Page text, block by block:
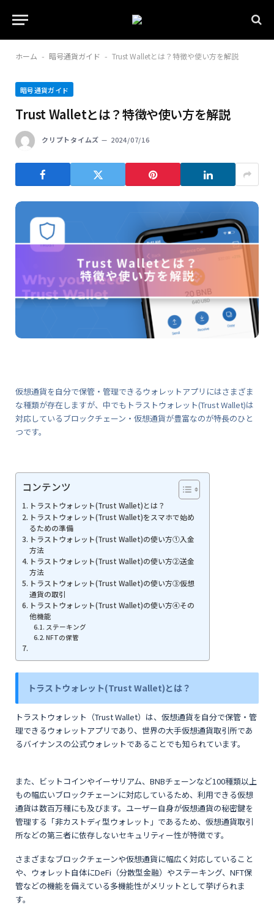
ホーム - 暗号通貨ガイド - Trust Walletとは？特徴や使い方を解説
暗号通貨ガイド
Trust Walletとは？特徴や使い方を解説
クリプトタイムズ 2024/07/16
仮想通貨を自分で保管・管理できるウォレットアプリにはさまざま
な種類が存在しますが、中でもトラストウォレット(Trust Wallet)は
対応しているブロックチェーン・仮想通貨が豊富なのが特長のひと
つです。
コンテンツ
トラストウォレット(Trust Wallet)とは？
トラストウォレット(Trust Wallet)をスマホで始め
るための準備
トラストウォレット(Trust Wallet)の使い方①入金
方法
トラストウォレット(Trust Wallet)の使い方②送金
方法
トラストウォレット(Trust Wallet)の使い方③仮想
通貨の取引
トラストウォレット(Trust Wallet)の使い方④その
他機能
ステーキング
NFTの保管
トラストウォレット(Trust Wallet)とは？
トラストウォレット（Trust Wallet）は、仮想通貨を自分で保管・管
理できるウォレットアプリであり、世界の大手仮想通貨取引所であ
るバイナンスの公式ウォレットであることでも知られています。
また、ビットコインやイーサリアム、BNBチェーンなど100種類以上
もの幅広いブロックチェーンに対応しているため、利用できる仮想
通貨は数百万種にも及びます。ユーザー自身が仮想通貨の秘密鍵を
管理する「非カストディ型ウォレット」であるため、仮想通貨取引
所などの第三者に依存しないセキュリティー性が特徴です。
さまざまなブロックチェーンや仮想通貨に幅広く対応していること
や、ウォレット自体にDeFi（分散型金融）やステーキング、NFT保
管などの機能を備えている多機能性がメリットとして挙げられま
す。